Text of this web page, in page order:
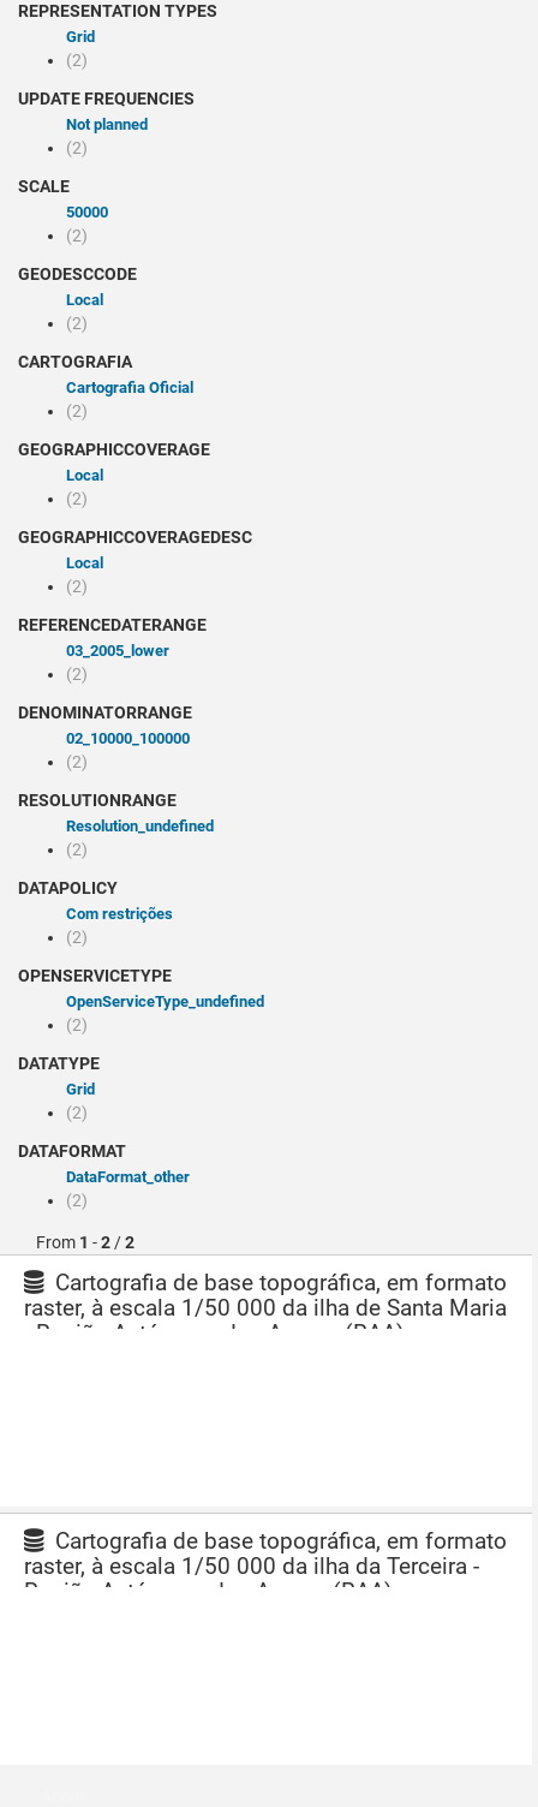
REPRESENTATION TYPES
Grid
(2)
UPDATE FREQUENCIES
Not planned
(2)
SCALE
50000
(2)
GEODESCCODE
Local
(2)
CARTOGRAFIA
Cartografia Oficial
(2)
GEOGRAPHICCOVERAGE
Local
(2)
GEOGRAPHICCOVERAGEDESC
Local
(2)
REFERENCEDATERANGE
03_2005_lower
(2)
DENOMINATORRANGE
02_10000_100000
(2)
RESOLUTIONRANGE
resolution_undefined
(2)
DATAPOLICY
Com restrições
(2)
OPENSERVICETYPE
openServiceType_undefined
(2)
DATATYPE
Grid
(2)
DATAFORMAT
dataFormat_other
(2)
From 1 -2 /2
Cartografia de base topográfica, em formato
raster, à escala 1/50 000 da ilha de Santa Maria
- Região Autónoma dos Açores (RAA)
Cartografia de base topográfica, em formato
raster, à escala 1/50 000 da ilha da Terceira -
Região Autónoma dos Açores (RAA)